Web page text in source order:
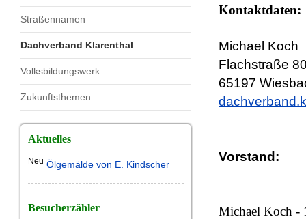
Straßennamen
Dachverband Klarenthal
Volksbildungswerk
Zukunftsthemen
Aktuelles
Neu Ölgemälde von E. Kindscher
Besucherzähler
Kontaktdaten:
Michael Koch
Flachstraße
65197
Vorstand:
Michael Koch -